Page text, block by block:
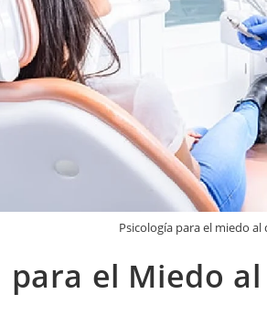
Psicología para el miedo
para el Miedo